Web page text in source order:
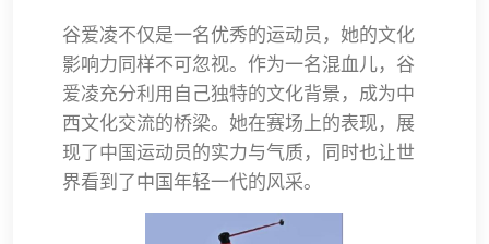
谷爱凌不仅是一名优秀的运动员，她的文化
影响力同样不可忽视。作为一名混血儿，谷
爱凌充分利用自己独特的文化背景，成为中
西文化交流的桥梁。她在赛场上的表现，展
现了中国运动员的实力与气质，同时也让世
界看到了中国年轻一代的风采。